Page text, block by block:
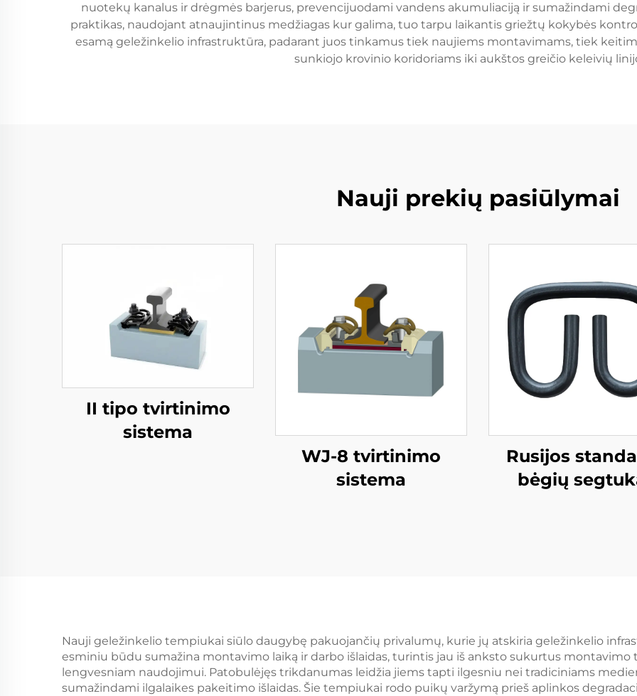
nuotekų kanalus ir drėgmės barjerus, prevencijuodami vandens akumuliaciją ir sumažindami
praktikas, naudojant atnaujintinus medžiagas kur galima, tuo tarpu laikantis griežtų kokybės
esamą geležinkelio infrastruktūra, padarant juos tinkamus tiek naujiems montavimams, tiek
sunkiojo krovinio koridoriams iki aukštos greičio keleivių
Nauji prekių pasiūlymai
II tipo tvirtinimo
sistema
WJ-8 tvirtinimo
sistema
Rusijos
bėgių
Nauji geležinkelio tempiukai siūlo daugybę pakuojančių privalumų, kurie jų atskiria geležinkelio
esminiu būdu sumažina montavimo laiką ir darbo išlaidas, turintis jau iš anksto sukurtus montavimo
lengvesniam naudojimui. Patobulėjęs trikdanumas leidžia jiems tapti ilgesniu nei tradiciniams
sumažindami ilgalaikes pakeitimo išlaidas. Šie tempiukai rodo puikų varžymą prieš aplinkos